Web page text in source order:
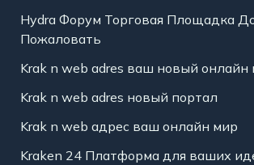
Hydra Форум Торговая Площадка
Пожаловать
Krak n web adres ваш новый онлайн
Krak n web adres новый портал
Krak n web адрес ваш онлайн мир
Kraken 24 Платформа для ваших